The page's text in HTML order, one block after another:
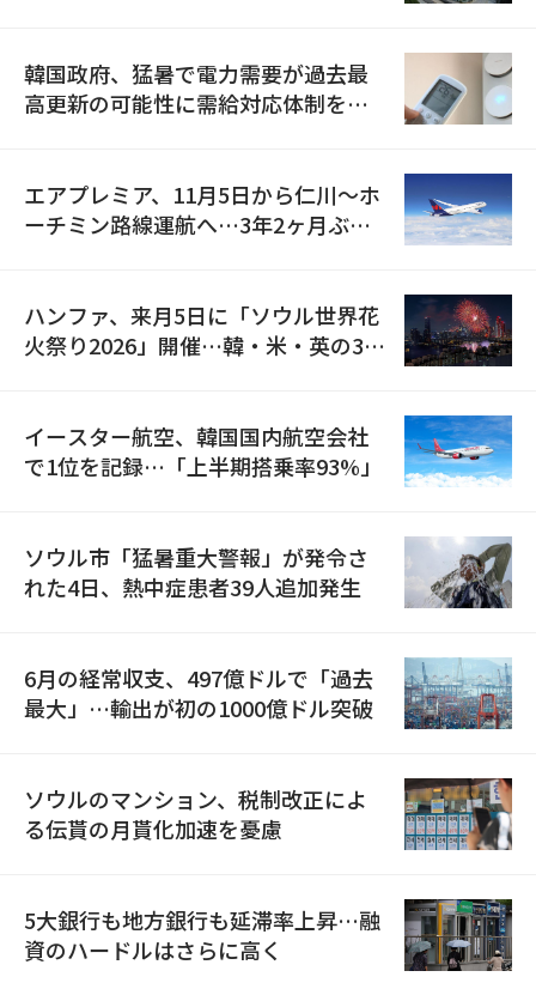
韓国政府、猛暑で電力需要が過去最
高更新の可能性に需給対応体制を点
エアプレミア、11月5日から仁川〜ホ
ーチミン路線運航へ…3年2ヶ月ぶり
ハンファ、来月5日に「ソウル世界花
火祭り2026」開催…韓・米・英の3カ
イースター航空、韓国国内航空会社
で1位を記録…「上半期搭乗率93%」
ソウル市「猛暑重大警報」が発令さ
れた4日、熱中症患者39人追加発生
6月の経常収支、497億ドルで「過去
最大」…輸出が初の1000億ドル突破
ソウルのマンション、税制改正によ
る伝貰の月貰化加速を憂慮
5大銀行も地方銀行も延滞率上昇…融
資のハードルはさらに高く